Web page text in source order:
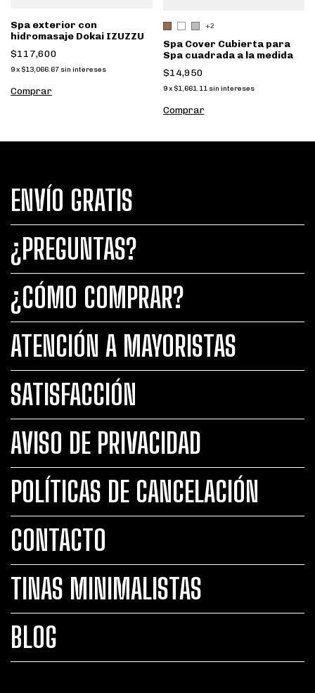
Spa exterior con
hidromasaje Dokai IZUZZU
$117,600
9x $13,066.67 sin intereses
Comprar
+2
Spa Cover Cubierta para
Spa cuadrada a la medida
$14,950
9 x $1,661.11 sin intereses
Comprar
ENVÍO GRATIS
¿PREGUNTAS?
¿CÓMO COMPRAR?
ATENCIÓN A MAYORISTAS
SATISFACCIÓN
AVISO DE PRIVACIDAD
POLÍTICAS DE CANCELACIÓN
CONTACTO
TINAS MINIMALISTAS
BLOG